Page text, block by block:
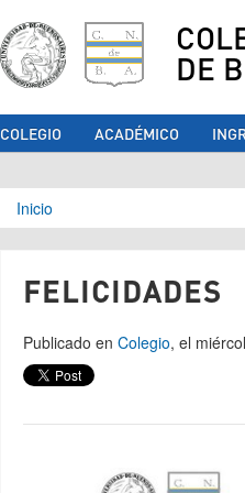
DE
COLEGIO ACADÉMICO
Se encuentra
Inicio
FELICIDADES
Publicado en Colegio, el